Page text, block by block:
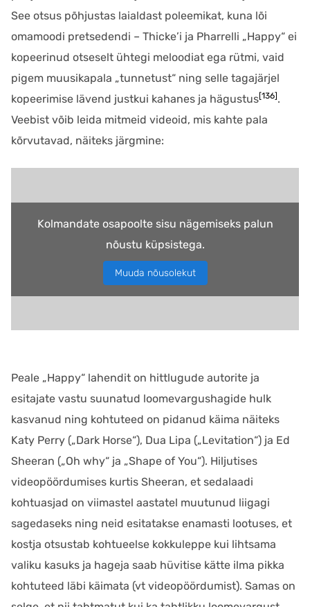
See otsus põhjustas laialdast poleemikat, kuna lõi
omamoodi pretsedendi – Thicke’i ja Pharrelli „Happy“ ei
kopeerinud otseselt ühtegi meloodiat ega rütmi, vaid
pigem muusikapala „tunnetust“ ning selle tagajärjel
kopeerimise lävend justkui kahanes ja hägustus[136] .
Veebist võib leida mitmeid videoid, mis kahte pala
kõrvutavad, näiteks järgmine:
Kolmandate osapoolte sisu nägemiseks palun
nõustu küpsistega.
Muuda nõusolekut
Peale „Happy“ lahendit on hittlugude autorite ja
esitajate vastu suunatud loomevargushagide hulk
kasvanud ning kohtuteed on pidanud käima näiteks
Katy Perry („Dark Horse“), Dua Lipa („Levitation“) ja Ed
Sheeran („Oh why“ ja „Shape of You“). Hiljutises
videopöördumises kurtis Sheeran, et sedalaadi
kohtuasjad on viimastel aastatel muutunud liigagi
sagedaseks ning neid esitatakse enamasti lootuses, et
kostja otsustab kohtueelse kokkuleppe kui lihtsama
valiku kasuks ja hageja saab hüvitise kätte ilma pikka
kohtuteed läbi käimata (vt videopöördumist). Samas on